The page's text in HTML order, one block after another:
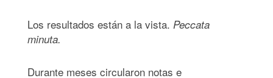
Los resultados están a la vista. Peccata
minuta.
Durante meses circularon notas e